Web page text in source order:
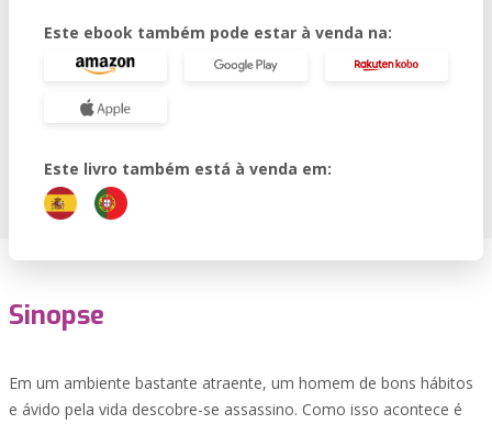
Este ebook também pode estar à venda na:
Este livro também está à venda em:
Sinopse
Em um ambiente bastante atraente, um homem de bons hábitos
e ávido pela vida descobre-se assassino. Como isso acontece é